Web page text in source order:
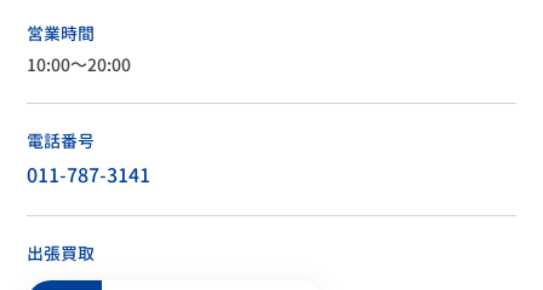
営業時間
10:00～20:00
電話番号
011-787-3141
出張買取